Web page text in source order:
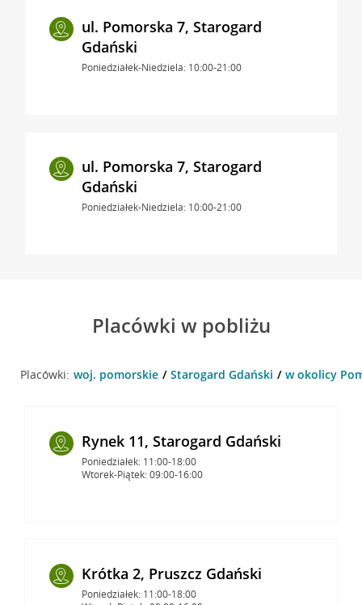
ul. Pomorska 7, Starogard
Gdański
Poniedziałek-Niedziela: 10:00-21:00
ul. Pomorska 7, Starogard
Gdański
Poniedziałek-Niedziela: 10:00-21:00
Placówki w pobliżu
Placówki: woj. pomorskie Starogard Gdański w okolicy
Rynek 11, Starogard Gdański
Poniedziałek: 11:00-18:00
Wtorek-Piątek: 09:00-16:00
Krótka 2, Pruszcz Gdański
Poniedziałek: 11:00-18:00